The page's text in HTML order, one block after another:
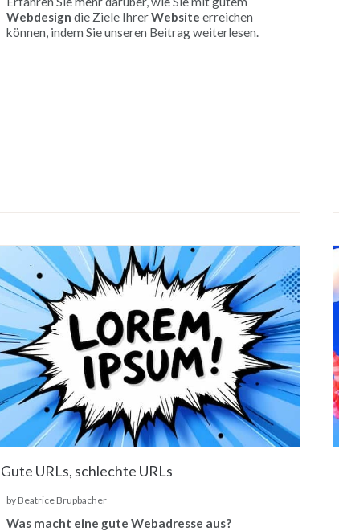
Webdesign die Ziele IhrerWebsite erreichen
können, indem Sie unseren Beitrag weiterlesen.
Gute URLs, schlechte URLs
by Beatrice Brupbacher
Was macht eine gute Webadresse aus?